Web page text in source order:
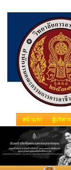
หน้าแรก ผู้บริหาร